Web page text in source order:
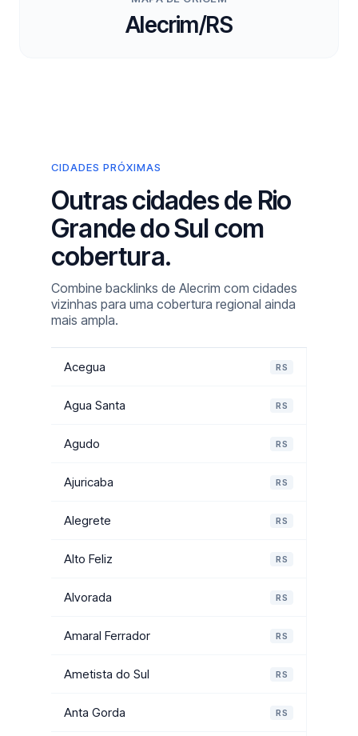
Alecrim/RS
CIDADES PRÓXIMAS
Outras cidades de Rio
Grande do Sul com
cobertura.
Combine backlinks de Alecrim com cidades
vizinhas para uma cobertura regional ainda
mais ampla.
Acegua RS
Agua Santa RS
Agudo RS
Ajuricaba RS
Alegrete RS
Alto Feliz RS
Alvorada RS
Amaral Ferrador RS
Ametista do Sul RS
Anta Gorda RS